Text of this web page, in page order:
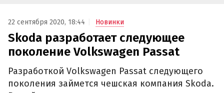
22 сентября 2020, 18:44 Новинки
Skoda разработает следующее
поколение Volkswagen Passat
Разработкой Volkswagen Passat следующего
поколения займется чешская компания Skoda.